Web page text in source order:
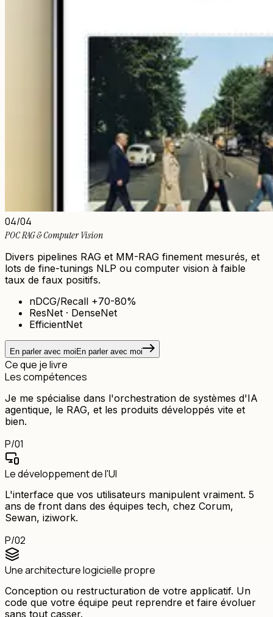
04/04
POC RAG & Computer Vision
Divers pipelines RAG et MM-RAG finement mesurés, et
lots de fine-tunings NLP ou computer vision à faible
taux de faux positifs.
nDCG/Recall +70-80%
ResNet · DenseNet
EfficientNet
En parler avec moiEn parler avec moi
Ce que je livre
Les compétences
Je me spécialise dans l'orchestration de systèmes d'IA
agentique, le RAG, et les produits développés vite et
bien.
P/01
Le développement de l'UI
L'interface que vos utilisateurs manipulent vraiment. 5
ans de front dans des équipes tech, chez Corum,
Sewan, iziwork.
P/02
Une architecture logicielle propre
Conception ou restructuration de votre applicatif. Un
code que votre équipe peut reprendre et faire évoluer
sans tout casser.